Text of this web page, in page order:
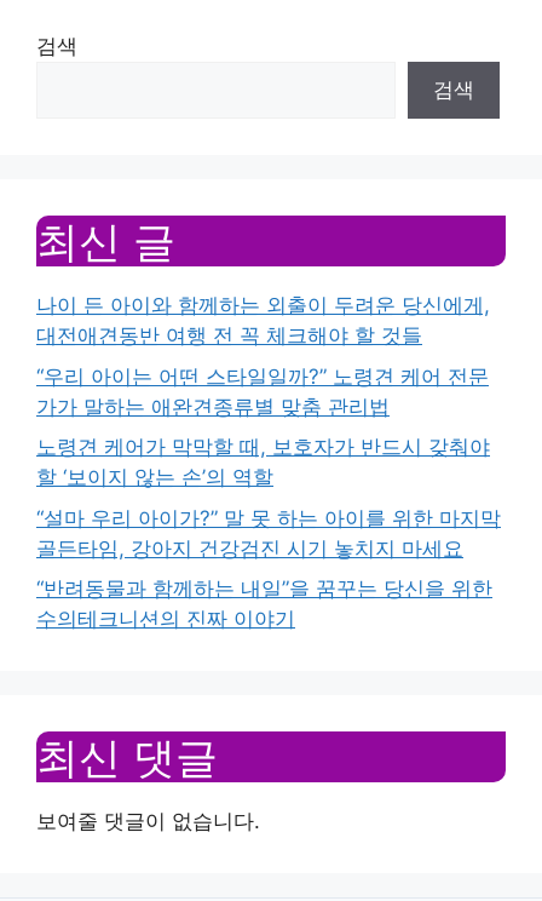
검색
검색
최신 글
나이 든 아이와 함께하는 외출이 두려운 당신에게,
대전애견동반 여행 전 꼭 체크해야 할 것들
“우리 아이는 어떤 스타일일까?” 노령견 케어 전문
가가 말하는 애완견종류별 맞춤 관리법
노령견 케어가 막막할 때, 보호자가 반드시 갖춰야
할 ‘보이지 않는 손’의 역할
“설마 우리 아이가?” 말 못 하는 아이를 위한 마지막
골든타임, 강아지 건강검진 시기 놓치지 마세요
“반려동물과 함께하는 내일”을 꿈꾸는 당신을 위한
수의테크니션의 진짜 이야기
최신 댓글
보여줄 댓글이 없습니다.